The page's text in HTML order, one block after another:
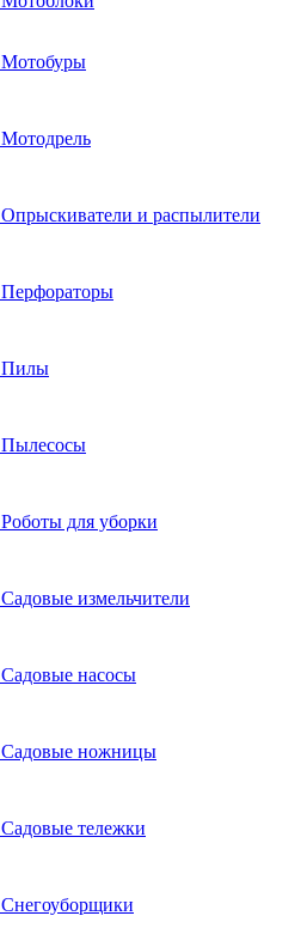
Мотобуры
Мотодрель
Опрыскиватели и распылители
Перфораторы
Пилы
Пылесосы
Роботы для уборки
Садовые измельчители
Садовые насосы
Садовые ножницы
Садовые тележки
Снегоуборщики